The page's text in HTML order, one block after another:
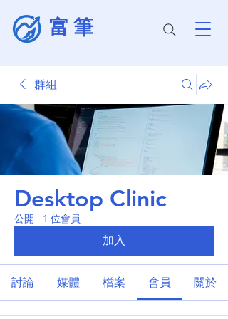
富筆
群組
Desktop Clinic
公開 · 1 位會員
加入
討論 媒體 檔案 會員 關於